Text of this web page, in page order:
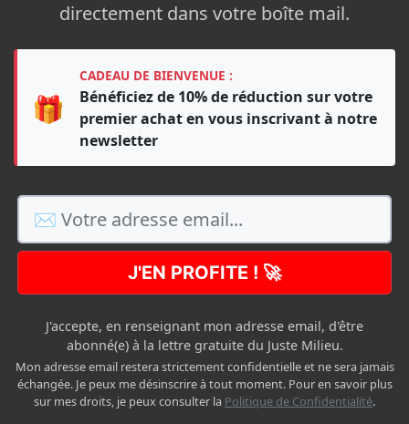
directement dans votre boîte mail.
🎁
CADEAU DE BIENVENUE :
Bénéficiez de 10% de réduction sur votre
premier achat en vous inscrivant à notre
newsletter
J'EN PROFITE ! 🚀
J'accepte, en renseignant mon adresse email, d'être
abonné(e) à la lettre gratuite du Juste Milieu.
Mon adresse email restera strictement confidentielle et ne sera jamais
échangée. Je peux me désinscrire à tout moment. Pour en savoir plus
sur mes droits, je peux consulter la Politique de Confidentialité.